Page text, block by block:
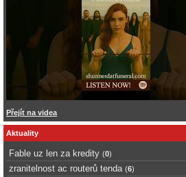
Přejít na videa
Aktuality
Fable uz len za kredity (0)
zranitelnost ac routerů tenda (6)